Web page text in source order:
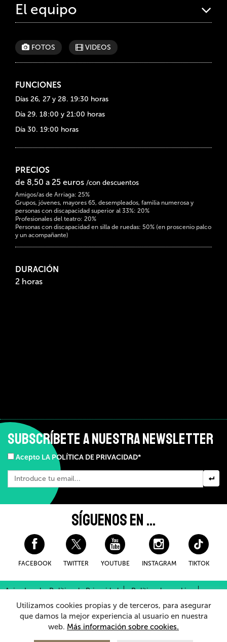
El equipo
FOTOS VIDEOS
FUNCIONES
Días 26, 27 y 28. 19:30 horas
Día 29. 18:00 y 21:00 horas
Día 30. 19:00 horas
PRECIOS
de 8,50 a 25 euros /con descuentos
Amigos/as de Arriaga: 25%
Grupos, jóvenes, mayores 65, desempleados, familia numerosa y
personas con discapacidad superior al 33%: 20%
Profesionales del teatro: 20%
Personas con discapacidad en silla de ruedas: 50% (en proscenio palco
y un acompañante)
DURACIÓN
2 horas
SUBSCRÍBETE A NUESTRA NEWSLETTER
Acepto LA POLÍTICA DE PRIVACIDAD*
SÍGUENOS EN ...
FACEBOOK TWITTER YOUTUBE INSTAGRAM TIKTOK
Aviso Legal y Política de Privacidad
Política de cookies
Condiciones Generales de Compra
Sistema Interno de Información
Utilizamos cookies propias y de terceros, para asegurar
que damos la mejor experiencia al usuario en nuestra
web. Más información sobre cookies.